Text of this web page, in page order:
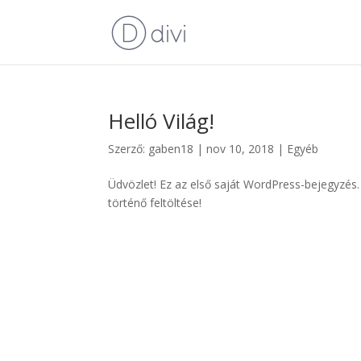
Helló Világ!
Szerző: gaben18 |nov 10, 2018 | Egyéb
Üdvözlet! Ez az első saját WordPress-
történő feltöltése!